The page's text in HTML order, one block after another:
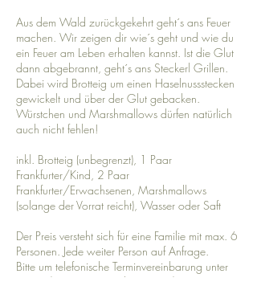
Aus dem Wald zurückgekehrt geht´s ans Feuer
machen. Wir zeigen dir wie´s geht und wie du
ein Feuer am Leben erhalten kannst. Ist die Glut
dann abgebrannt, geht´s ans Steckerl Grillen.
Dabei wird Brotteig um einen Haselnussstecken
gewickelt und über der Glut gebacken.
Würstchen und Marshmallows dürfen natürlich
auch nicht fehlen!
inkl. Brotteig (unbegrenzt), 1 Paar
Frankfurter/Kind, 2 Paar
Frankfurter/Erwachsenen, Marshmallows
(solange der Vorrat reicht), Wasser oder Saft
Der Preis versteht sich für eine Familie mit max. 6
Personen. Jede weiter Person auf Anfrage.
Bitte um telefonische Terminvereinbarung unter
0699/81708238 oder 0664/3982816